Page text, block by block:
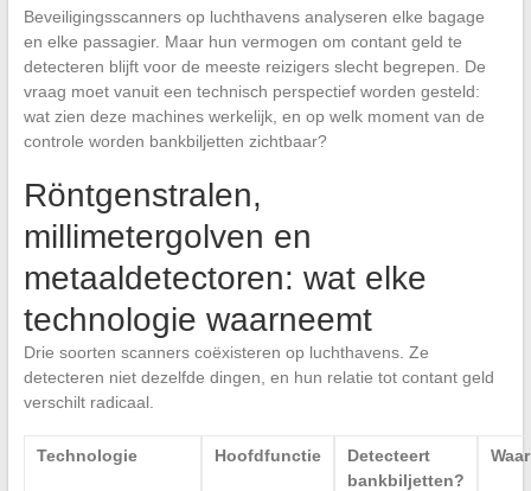
Beveiligingsscanners op luchthavens analyseren elke bagage
en elke passagier. Maar hun vermogen om contant geld te
detecteren blijft voor de meeste reizigers slecht begrepen. De
vraag moet vanuit een technisch perspectief worden gesteld:
wat zien deze machines werkelijk, en op welk moment van de
controle worden bankbiljetten zichtbaar?
Röntgenstralen,
millimetergolven en
metaaldetectoren: wat elke
technologie waarneemt
Drie soorten scanners coëxisteren op luchthavens. Ze
detecteren niet dezelfde dingen, en hun relatie tot contant geld
verschilt radicaal.
Technologie Hoofdfunctie
Detecteert
bankbiljetten?